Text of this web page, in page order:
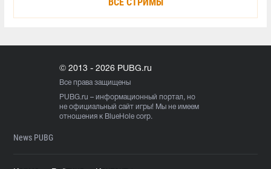
© 2013 - 2026 PUBG.ru
Все права защищены
PUBG.ru – информационный портал, но
не официальный сайт игры! Мы не имеем
отношения к BlueHole corp.
News PUBG